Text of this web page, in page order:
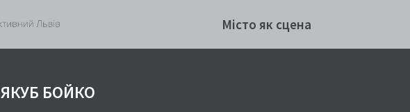
Місто як сцена
ЯКУБ БОЙКО